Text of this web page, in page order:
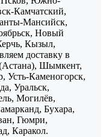
Камчатский,
Мансийск,
Новый
Кызыл,
доставку в
Шымкент,
Усть-Каменогорск,
Уральск,
Могилёв,
Бухара,
Гюмри,
Каракол.